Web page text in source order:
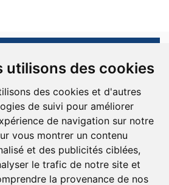
utilisons des cookies
des cookies et d'autres
de suivi pour améliorer
de navigation sur notre
vous montrer un contenu
et des publicités ciblées,
le trafic de notre site et
la provenance de nos
Tous les droits sont réservés.